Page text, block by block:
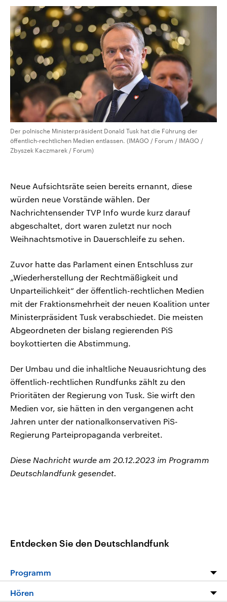
Der polnische Ministerpräsident Donald Tusk hat die Führung der
öffentlich-rechtlichen Medien entlassen. (IMAGO / Forum / IMAGO /
Zbyszek Kaczmarek / Forum)
Neue Aufsichtsräte seien bereits ernannt, diese
würden neue Vorstände wählen. Der
Nachrichtensender TVP Info wurde kurz darauf
abgeschaltet, dort waren zuletzt nur noch
Weihnachtsmotive in Dauerschleife zu sehen.
Zuvor hatte das Parlament einen Entschluss zur
„Wiederherstellung der Rechtmäßigkeit und
Unparteilichkeit“ der öffentlich-rechtlichen Medien
mit der Fraktionsmehrheit der neuen Koalition unter
Ministerpräsident Tusk verabschiedet. Die meisten
Abgeordneten der bislang regierenden PiS
boykottierten die Abstimmung.
Der Umbau und die inhaltliche Neuausrichtung des
öffentlich-rechtlichen Rundfunks zählt zu den
Prioritäten der Regierung von Tusk. Sie wirft den
Medien vor, sie hätten in den vergangenen acht
Jahren unter der nationalkonservativen PiS-
Regierung Parteipropaganda verbreitet.
Diese Nachricht wurde am 20.12.2023 im Programm
Deutschlandfunk gesendet.
Entdecken Sie den Deutschlandfunk
Programm
Programm
Hören